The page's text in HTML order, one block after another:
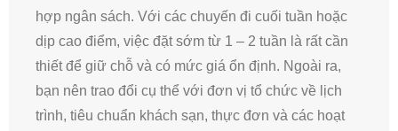
hợp ngân sách. Với các chuyến đi cuối tuần hoặc
dịp cao điểm, việc đặt sớm từ 1 – 2 tuần là rất cần
thiết để giữ chỗ và có mức giá ổn định. Ngoài ra,
bạn nên trao đổi cụ thể với đơn vị tổ chức về lịch
trình, tiêu chuẩn khách sạn, thực đơn và các hoạt